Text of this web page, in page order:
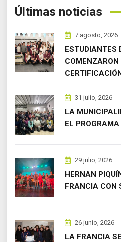
Últimas noticias
7 agosto, 2026
ESTUDIANTES
COMENZARON
31 julio, 2026
LA
EL
29 julio, 2026
HERNAN
FRANCIA CON
26 junio, 2026
LA FRANCIA